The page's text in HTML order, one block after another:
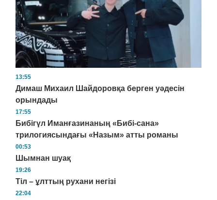
13:55
Димаш Михаил Шайдоровқа берген уәдесін
орындады
17:55
Бибігүл Иманғазинаның «Бибі-сана»
трилогиясындағы «Назым» атты романы
00:53
Шымнан шуақ
19:26
Тіл – ұлттың рухани негізі
22:04